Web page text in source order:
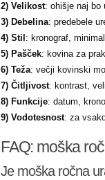
2) Velikost: ohišje naj bo
3) Debelina: predebele
4) Stil : kronograf,
5) Pašček: kovina za
6) Teža: večji kovinski
7) Čitljivost: kontrast,
8) Funkcije: datum,
9) Vodotesnost: za
FAQ: moška
Je moška ročna